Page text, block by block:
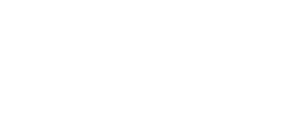
hinzufügen